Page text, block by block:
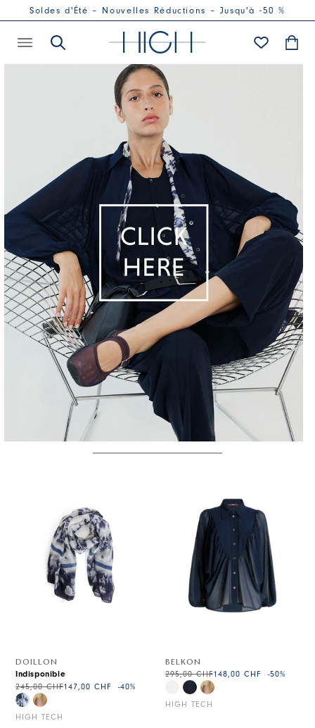
Soldes d'Été – Nouvelles Réductions – Jusqu'à -50 %
DOILLON
HIGH TECH
245,00 CHF147,00 CHF -40%
Indisponible
BELKON
HIGH TECH
295,00 CHF148,00 CHF -50%